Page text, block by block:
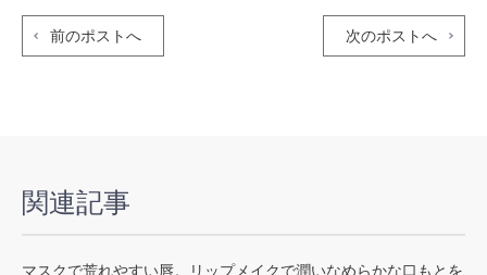
前のポストへ 次のポストへ
関連記事
マスクで荒れやすい唇。リップメイクで潤いなめらかな口もとを